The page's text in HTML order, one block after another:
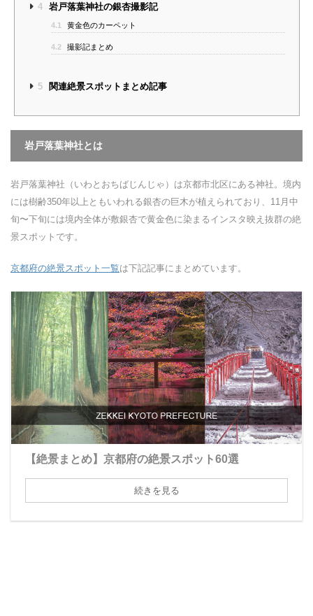
4 岩戸落葉神社の銀杏撮影記
4.1 黄金色のカーペット
4.2 撮影記まとめ
5 関連絶景スポットまとめ記事
岩戸落葉神社とは
岩戸落葉神社（いわとおちばじんじゃ）は京都市北区にある神社。境内
には樹齢350年以上ともいわれる銀杏の巨木が植えられており、11月中
旬〜下旬には境内全体が敷銀杏で黄金色に染まるインスタ映え抜群の絶
景スポットです。
京都府の絶景スポット一覧は下記記事にまとめています。
【絶景まとめ】京都府の絶景スポット60選
続きを見る